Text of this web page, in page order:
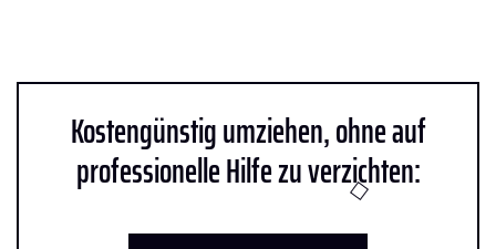
Kostengünstig umziehen, ohne auf
professionelle Hilfe zu verzichten: